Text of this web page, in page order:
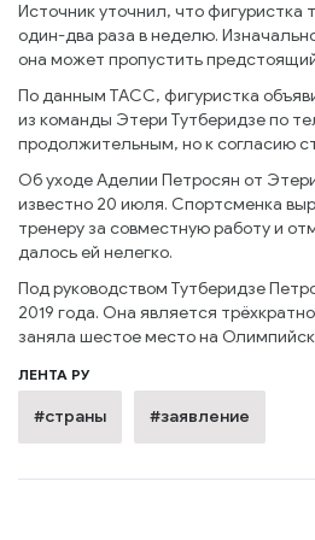
Источник уточнил, что фигуристка
один-два раза в неделю.
она может пропустить
По данным ТАСС, фигуристка
из команды Этери Тутберидзе по
продолжительным, но к согласию
Об уходе Аделии Петросян от
известно 20 июля. Спортсменка
тренеру за совместную работу и
далось ей нелегко.
Под руководством Тутберидзе
2019 года. Она является
заняла шестое место на
ЛЕНТА РУ
#страны #заявление